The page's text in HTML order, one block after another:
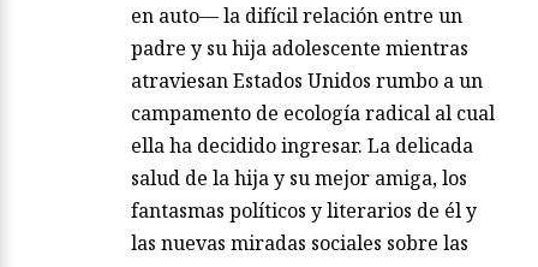
en auto— la difícil relación entre un
padre y su hija adolescente mientras
atraviesan Estados Unidos rumbo a un
campamento de ecología radical al cual
ella ha decidido ingresar. La delicada
salud de la hija y su mejor amiga, los
fantasmas políticos y literarios de él y
las nuevas miradas sociales sobre las